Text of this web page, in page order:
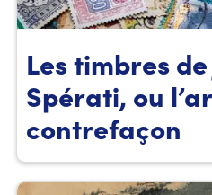
Les timbres
Spérati, ou
contrefaçon